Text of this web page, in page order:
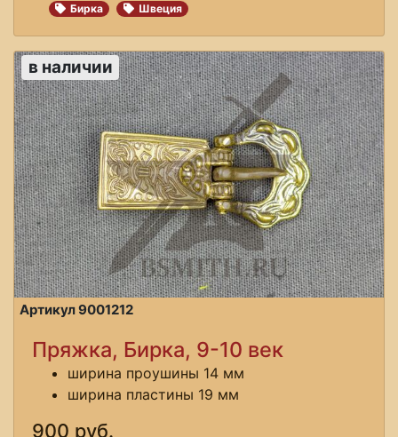
Бирка Швеция
Артикул 9001212
в наличии
Пряжка, Бирка, 9-10 век
ширина проушины 14 мм
ширина пластины 19 мм
900 руб.